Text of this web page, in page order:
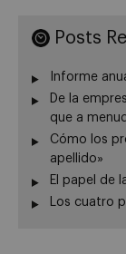
Posts
Informe
De la
que a
Cómo los
apellido»
El papel de
Los cuatro